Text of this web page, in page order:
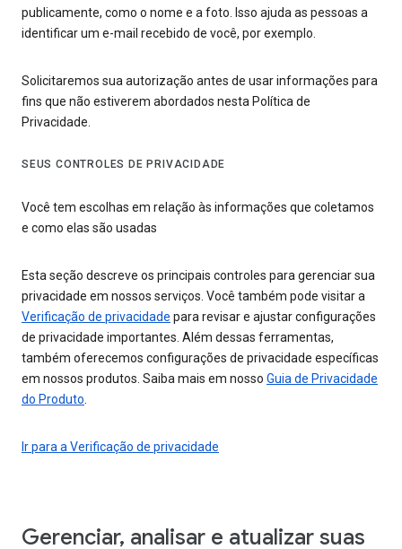
publicamente, como o nome e a foto. Isso ajuda as pessoas a
identificar um e-mail recebido de você, por exemplo.
Solicitaremos sua autorização antes de usar informações para
fins que não estiverem abordados nesta Política de
Privacidade.
SEUS CONTROLES DE PRIVACIDADE
Você tem escolhas em relação às informações que coletamos
e como elas são usadas
Esta seção descreve os principais controles para gerenciar sua
privacidade em nossos serviços. Você também pode visitar a
Verificação de privacidade para revisar e ajustar configurações
de privacidade importantes. Além dessas ferramentas,
também oferecemos configurações de privacidade específicas
em nossos produtos. Saiba mais em nosso Guia de Privacidade
do Produto
Ir para a Verificação de privacidade
Gerenciar, analisar e atualizar suas